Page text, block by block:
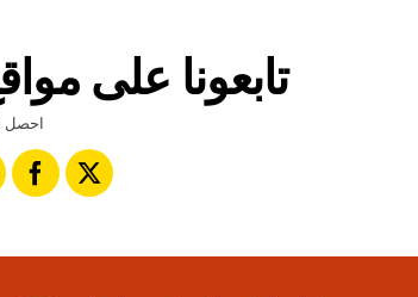
تابعونا على
احصل